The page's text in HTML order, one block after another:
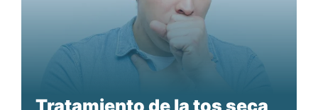
Tratamiento de la tos seca